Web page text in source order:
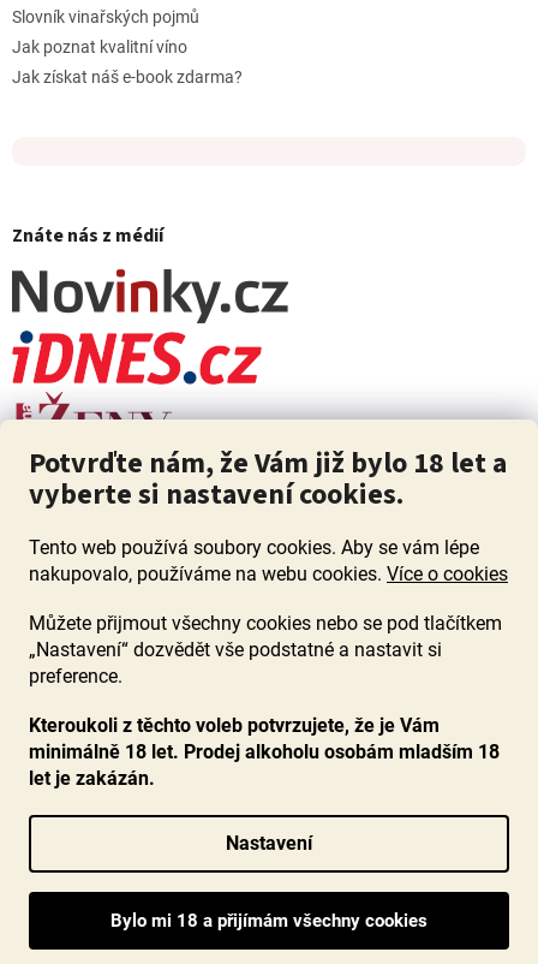
Potvrďte nám, že Vám již bylo 18 let a
vyberte si nastavení cookies.
Tento web používá soubory cookies. Aby se vám lépe
nakupovalo, používáme na webu cookies. Více o cookies
Můžete přijmout všechny cookies nebo se pod tlačítkem
„Nastavení“ dozvědět vše podstatné a nastavit si
preference.
Kteroukoli z těchto voleb potvrzujete, že je Vám
minimálně 18 let. Prodej alkoholu osobám mladším 18
let je zakázán.
Nastavení
Slovník vinařských pojmů
Jak poznat kvalitní víno
Jak získat náš e-book zdarma?
Znáte nás z médií
ZÁKAZ PRODEJE ALKOHOLU OSOBÁM MLADŠÍM 18 LET. Pijte s
mírou i když pijete s Mírou.
Copyright 2026www.ocenenavina.cz. Všechna práva vyhrazena.
Upravit nastavení cookies